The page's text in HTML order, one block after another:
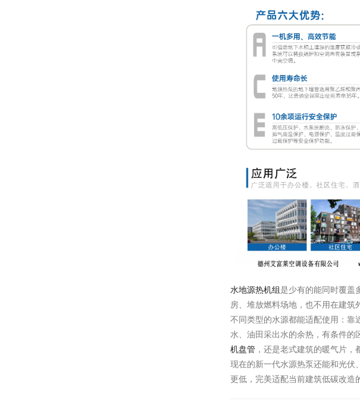
水地源热机组是少有的能同时覆盖
房、堆放燃料场地，也不用在建筑
不同类型的水源都能适配使用：靠
水、油田采出水的余热，有条件的
机盘管 ，还是老式建筑的暖气片
现在的新一代水源热泵还能和光伏
更低，完美适配当前建筑低碳改造